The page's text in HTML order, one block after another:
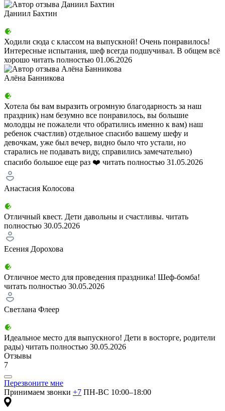
Даниил Бахтин
Ходили сюда с классом на выпускной! Очень понравилось!
Интересные испытания, шеф всегда подшучивал. В общем всё
хорошо читать полностью 01.06.2026
Алёна Банникова
Хотела бы вам выразить огромную благодарность за наш
праздник) нам безумно все понравилось, вы большие
молодцы не пожалели что обратились именно к вам) наш
ребенок счастлив) отдельное спасибо вашему шефу и
девочкам, уже был вечер, видно было что устали, но
старались не подавать виду, справились замечательно)
спасибо большое еще раз ❤️ читать полностью 31.05.2026
Анастасия Колосова
Отличный квест. Дети давольны и счастливы. читать
полностью 30.05.2026
Есения Дорохова
Отличное место для проведения праздника! Шеф-бомба!
читать полностью 30.05.2026
Светлана Флеер
Идеальное место для выпускного! Дети в восторге, родители
рады) читать полностью 30.05.2026
Отзывы
7
Перезвоните мне
Принимаем звонки +7 ПН-ВС 10:00–18:00